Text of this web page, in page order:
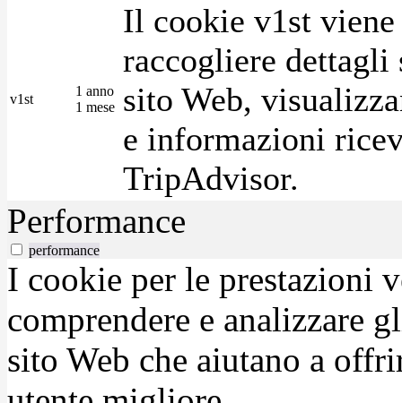
v1st
1 anno
1 mese
Il cookie v1st
raccogliere
sito Web,
e informazioni
TripAdvisor.
Performance
performance
I cookie per le prestazioni
comprendere e analizzare
sito Web che aiutano a